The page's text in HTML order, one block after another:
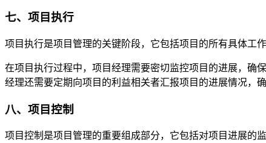
七、项目执行
项目执行是项目管理的关键阶段，它包括项目的所有具体工
在项目执行过程中，项目经理需要密切监控项目的进展，确
经理还需要定期向项目的利益相关者汇报项目的进展情况，
八、项目控制
项目控制是项目管理的重要组成部分，它包括对项目进展的